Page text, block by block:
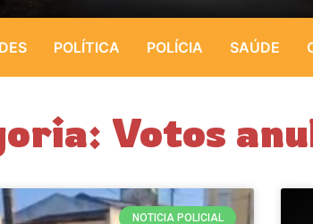
POLÍTICA POLÍCIA SAÚDE
Votos
NOTICIA POLICIAL